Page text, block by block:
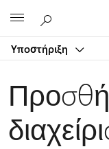
Υποστήριξη